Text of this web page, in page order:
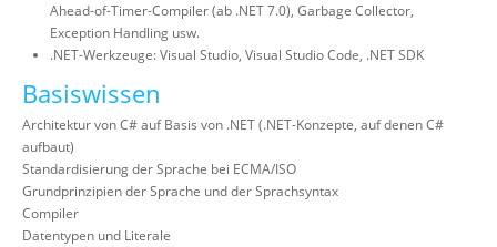
Ahead-of-Timer-Compiler (ab .NET 7.0), Garbage Collector,
Exception Handling usw.
.NET-Werkzeuge: Visual Studio, Visual Studio Code, .NET SDK
Basiswissen
Architektur von C# auf Basis von .NET (.NET-Konzepte, auf denen C#
aufbaut)
Standardisierung der Sprache bei ECMA/ISO
Grundprinzipien der Sprache und der Sprachsyntax
Compiler
Datentypen und Literale